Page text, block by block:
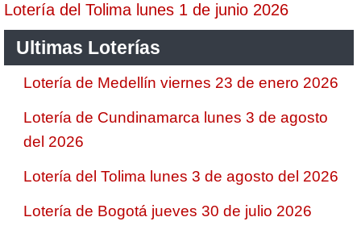
Lotería del Tolima lunes 1 de junio 2026
Ultimas Loterías
Lotería de Medellín viernes 23 de enero 2026
Lotería de Cundinamarca lunes 3 de agosto
del 2026
Lotería del Tolima lunes 3 de agosto del 2026
Lotería de Bogotá jueves 30 de julio 2026